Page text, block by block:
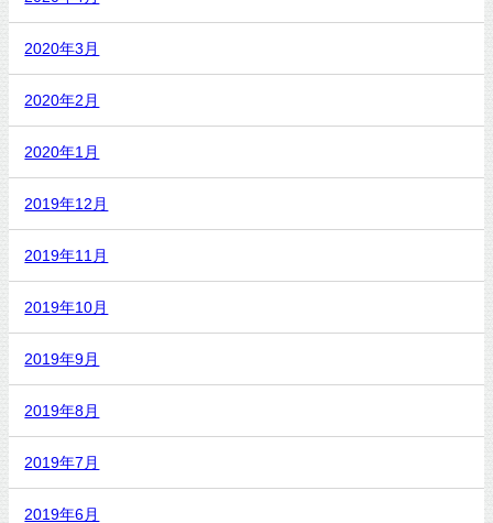
2020年3月
2020年2月
2020年1月
2019年12月
2019年11月
2019年10月
2019年9月
2019年8月
2019年7月
2019年6月